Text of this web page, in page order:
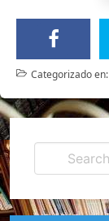
Categorizado en: